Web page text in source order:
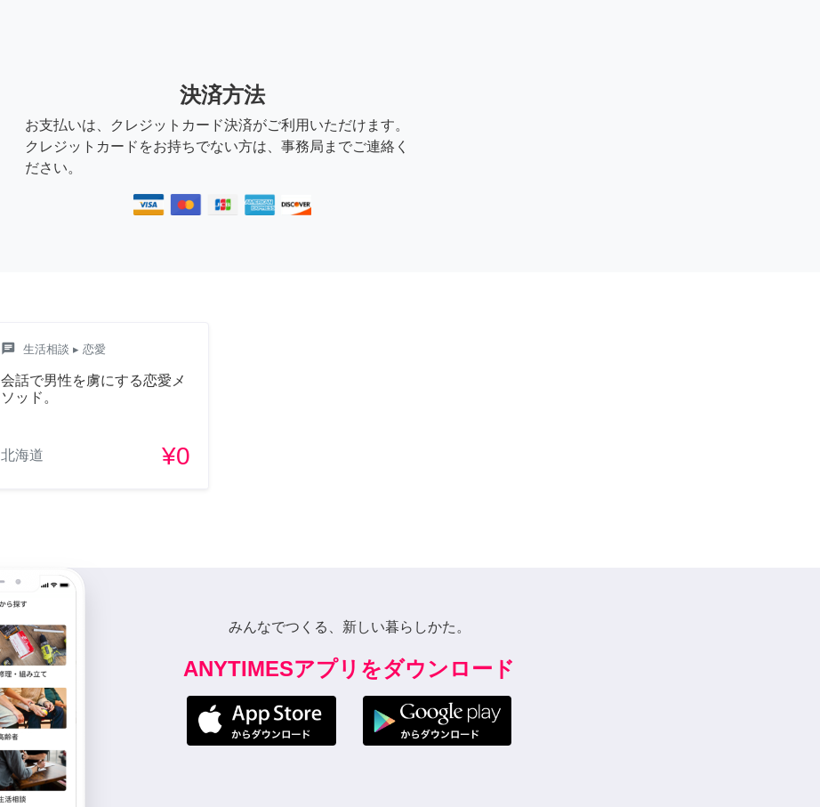
決済方法
お支払いは、クレジットカード決済がご利用いただけます。
クレジットカードをお持ちでない方は、事務局までご連絡く
ださい。
chat 生活相談 ▸ 恋愛
会話で男性を虜にする恋愛メ
ソッド。
北海道 ¥0
みんなでつくる、新しい暮らしかた。
ANYTIMESアプリをダウンロード